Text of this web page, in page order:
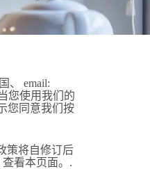
、 email:
您使用我们的
您同意我们按
策将自修订后
看本页面。.